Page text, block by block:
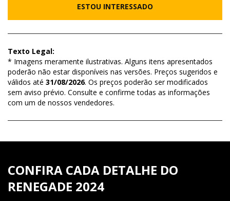
ESTOU INTERESSADO
Texto Legal:
* Imagens meramente ilustrativas. Alguns itens apresentados
poderão não estar disponíveis nas versões. Preços sugeridos e
válidos até 31/08/2026. Os preços poderão ser modificados
sem aviso prévio. Consulte e confirme todas as informações
com um de nossos vendedores.
CONFIRA CADA DETALHE DO
RENEGADE 2024